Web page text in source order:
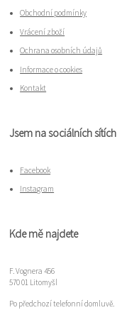
Obchodní podmínky
Vrácení zboží
Ochrana osobních údajů
Informace o cookies
Kontakt
Jsem na sociálních sítích
Facebook
Instagram
Kde mě najdete
F. Vognera 456
570 01 Litomyšl
Po předchozí telefonní domluvě.